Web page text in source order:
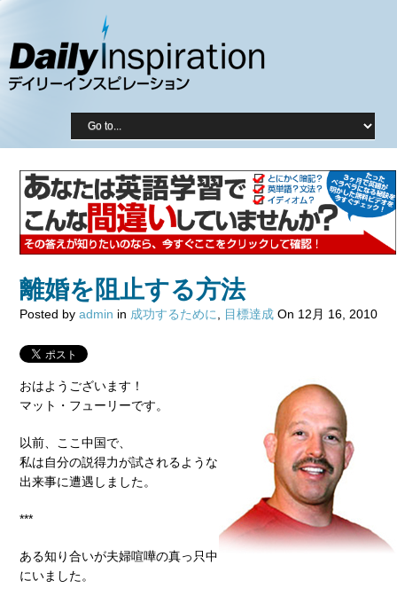
離婚を阻止する方法
Posted by admin in 成功するために 目標達成 On 12月 16, 2010
おはようございます！
マット・フューリーです。
以前、ここ中国で、
私は自分の説得力が試されるような
出来事に遭遇しました。
***
ある知り合いが夫婦喧嘩の真っ只中
にいました。